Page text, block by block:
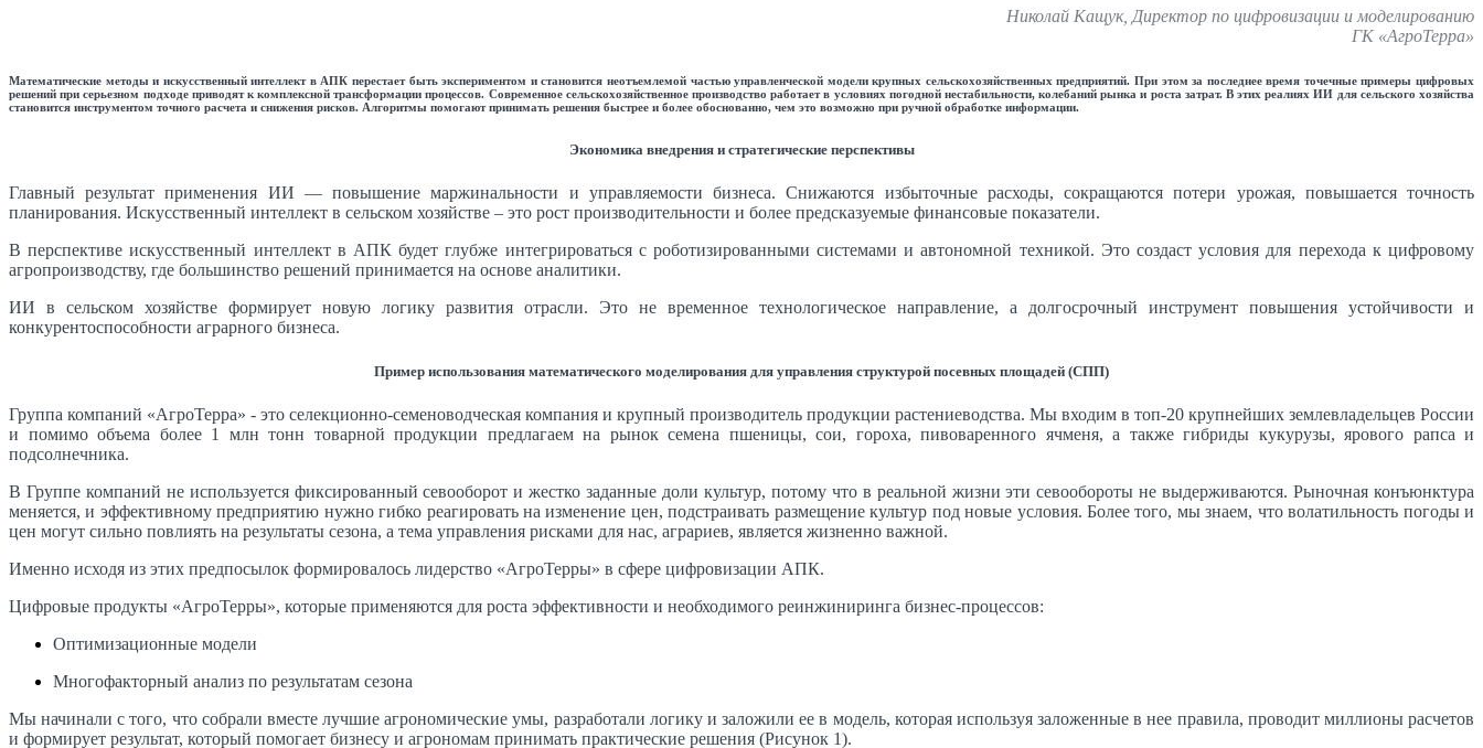
Николай Кащук, Директор по цифровизации и моделированию
ГК «АгроТерра»
Математические методы и искусственный интеллект в АПК перестает быть экспериментом и становится неотъемлемой частью управленческой модели крупных сельскохозяйственных предприятий. При этом за последнее время точечные примеры цифровых
решений при серьезном подходе приводят к комплексной трансформации процессов. Современное сельскохозяйственное производство работает в условиях погодной нестабильности, колебаний рынка и роста затрат. В этих реалиях ИИ для сельского хозяйства
становится инструментом точного расчета и снижения рисков. Алгоритмы помогают принимать решения быстрее и более обоснованно, чем это возможно при ручной обработке информации.
Экономика внедрения и стратегические перспективы
Главный результат применения ИИ — повышение маржинальности и управляемости бизнеса. Снижаются избыточные расходы, сокращаются потери урожая, повышается точность
планирования. Искусственный интеллект в сельском хозяйстве – это рост производительности и более предсказуемые финансовые показатели.
В перспективе искусственный интеллект в АПК будет глубже интегрироваться с роботизированными системами и автономной техникой. Это создаст условия для перехода к цифровому
агропроизводству, где большинство решений принимается на основе аналитики.
ИИ в сельском хозяйстве формирует новую логику развития отрасли. Это не временное технологическое направление, а долгосрочный инструмент повышения устойчивости и
конкурентоспособности аграрного бизнеса.
Пример использования математического моделирования для управления структурой посевных площадей (СПП)
Группа компаний «АгроТерра» - это селекционно-семеноводческая компания и крупный производитель продукции растениеводства. Мы входим в топ-20 крупнейших землевладельцев России
и помимо объема более 1 млн тонн товарной продукции предлагаем на рынок семена пшеницы, сои, гороха, пивоваренного ячменя, а также гибриды кукурузы, ярового рапса и
подсолнечника.
В Группе компаний не используется фиксированный севооборот и жестко заданные доли культур, потому что в реальной жизни эти севообороты не выдерживаются. Рыночная конъюнктура
меняется, и эффективному предприятию нужно гибко реагировать на изменение цен, подстраивать размещение культур под новые условия. Более того, мы знаем, что волатильность погоды и
цен могут сильно повлиять на результаты сезона, а тема управления рисками для нас, аграриев, является жизненно важной.
Именно исходя из этих предпосылок формировалось лидерство «АгроТерры» в сфере цифровизации АПК.
Цифровые продукты «АгроТерры», которые применяются для роста эффективности и необходимого реинжиниринга бизнес-процессов:
Оптимизационные модели
Многофакторный анализ по результатам сезона
Мы начинали с того, что собрали вместе лучшие агрономические умы, разработали логику и заложили ее в модель, которая используя заложенные в нее правила, проводит миллионы расчетов
и формирует результат, который помогает бизнесу и агрономам принимать практические решения (Рисунок 1).